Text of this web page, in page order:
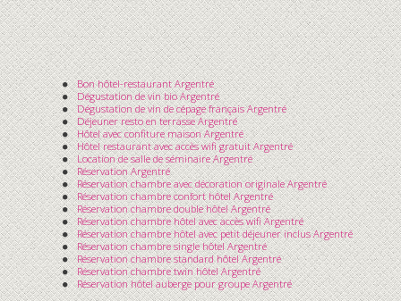
Bon hôtel-restaurant Argentré
Dégustation de vin bio Argentré
Dégustation de vin de cépage français Argentré
Déjeuner resto en terrasse Argentré
Hôtel avec confiture maison Argentré
Hôtel restaurant avec accès wifi gratuit Argentré
Location de salle de séminaire Argentré
Réservation Argentré
Réservation chambre avec décoration originale Argentré
Réservation chambre confort hôtel Argentré
Réservation chambre double hôtel Argentré
Réservation chambre hôtel avec accès wifi Argentré
Réservation chambre hôtel avec petit déjeuner inclus Argentré
Réservation chambre single hôtel Argentré
Réservation chambre standard hôtel Argentré
Réservation chambre twin hôtel Argentré
Réservation hôtel auberge pour groupe Argentré